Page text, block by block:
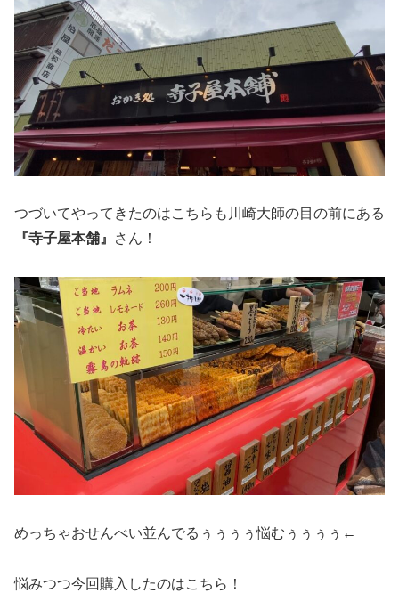
つづいてやってきたのはこちらも川崎大師の目の前にある
『寺子屋本舗』
さん！
めっちゃおせんべい並んでるぅぅぅぅ悩むぅぅぅぅ←
悩みつつ今回購入したのはこちら！